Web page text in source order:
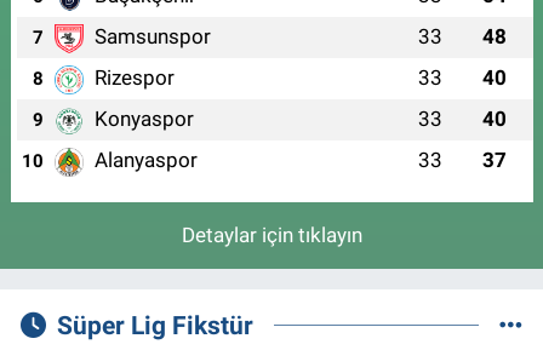
7 Samsunspor 33 48
8 Rizespor 33 40
9 Konyaspor 33 40
10 Alanyaspor 33 37
Detaylar için tıklayın
Süper Lig Fikstür